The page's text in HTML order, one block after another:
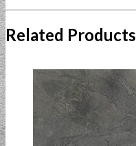
Related Products